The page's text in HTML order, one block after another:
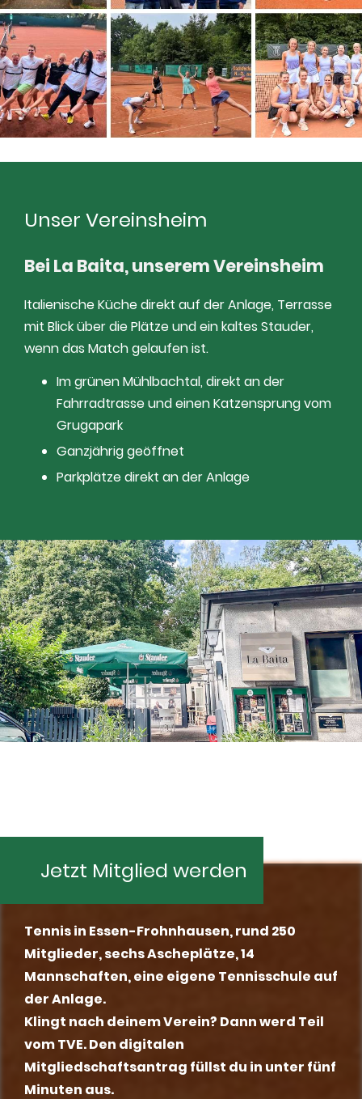
Unser Vereinsheim
Bei La Baita, unserem Vereinsheim
Italienische Küche direkt auf der Anlage, Terrasse
mit Blick über die Plätze und ein kaltes Stauder,
wenn das Match gelaufen ist.
Im grünen Mühlbachtal, direkt an der
Fahrradtrasse und einen Katzensprung vom
Grugapark
Ganzjährig geöffnet
Parkplätze direkt an der Anlage
Jetzt Mitglied werden
Tennis in Essen-Frohnhausen, rund 250
Mitglieder, sechs Ascheplätze, 14
Mannschaften, eine eigene Tennisschule auf
der Anlage.
Klingt nach deinem Verein? Dann werd Teil
vom TVE.Den digitalen
Mitgliedschaftsantrag füllst du in unter fünf
Minuten aus.